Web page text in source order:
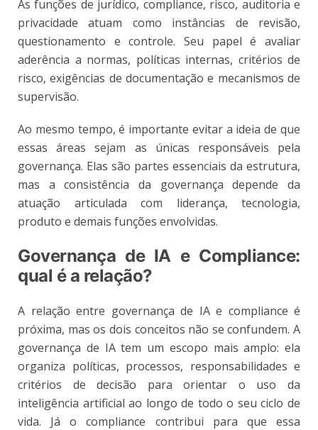
As funções de jurídico, compliance, risco, auditoria e
privacidade atuam como instâncias de revisão,
questionamento e controle. Seu papel é avaliar
aderência a normas, políticas internas, critérios de
risco, exigências de documentação e mecanismos de
supervisão.
Ao mesmo tempo, é importante evitar a ideia de que
essas áreas sejam as únicas responsáveis pela
governança. Elas são partes essenciais da estrutura,
mas a consistência da governança depende da
atuação articulada com liderança, tecnologia,
produto e demais funções envolvidas.
Governança de IA e Compliance:
qual é a relação?
A relação entre governança de IA e compliance é
próxima, mas os dois conceitos não se confundem. A
governança de IA tem um escopo mais amplo: ela
organiza políticas, processos, responsabilidades e
critérios de decisão para orientar o uso da
inteligência artificial ao longo de todo o seu ciclo de
vida. Já o compliance contribui para que essa